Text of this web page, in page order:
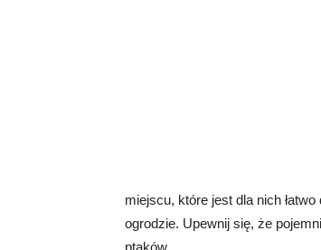
miejscu, które jest dla nich
ogrodzie. Upewnij się, że